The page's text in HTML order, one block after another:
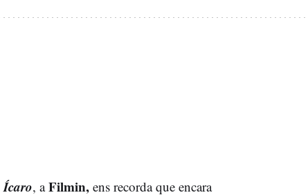
Ícaro, aFilmin, ens recorda que encara